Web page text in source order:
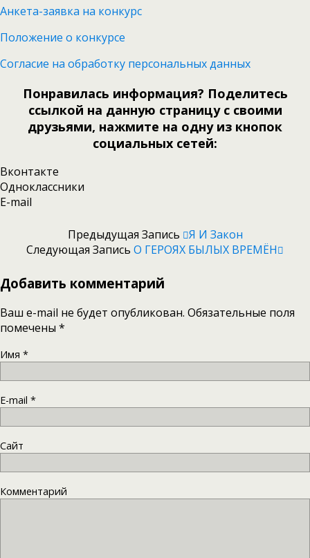
Анкета-заявка на конкурс
Положение о конкурсе
Согласие на обработку персональных данных
Понравилась информация? Поделитесь
ссылкой на данную страницу с своими
друзьями, нажмите на одну из кнопок
социальных сетей:
Вконтакте
Одноклассники
E-mail
Предыдущая Запись
Я И Закон
Следующая Запись О ГЕРОЯХ БЫЛЫХ ВРЕМЁН
Добавить комментарий
Ваш e-mail не будет опубликован. Обязательные поля
помечены *
Имя *
E-mail *
Сайт
Комментарий